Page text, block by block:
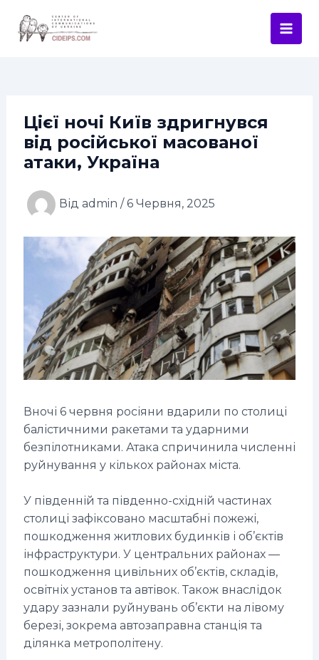
вмісту
Цієї ночі Київ здригнувся
від російської масованої
атаки, Україна
Від admin / 6 Червня, 2025
Вночі 6 червня росіяни вдарили по столиці
балістичними ракетами та ударними
безпілотниками. Атака спричинила численні
руйнування у кількох районах міста.
У південній та південно-східній частинах
столиці зафіксовано масштабні пожежі,
пошкодження житлових будинків і об’єктів
інфраструктури. У центральних районах —
пошкодження цивільних об’єктів, складів,
освітніх установ та автівок. Також внаслідок
удару зазнали руйнувань об’єкти на лівому
березі, зокрема автозаправна станція та
ділянка метрополітену.
по
запису